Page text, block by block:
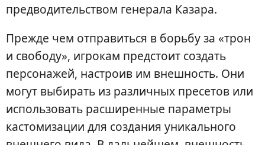
предводительством генерала Казара.
Прежде чем отправиться в борьбу за «трон
и свободу», игрокам предстоит создать
персонажей, настроив им внешность. Они
могут выбирать из различных пресетов или
использовать расширенные параметры
кастомизации для создания уникального